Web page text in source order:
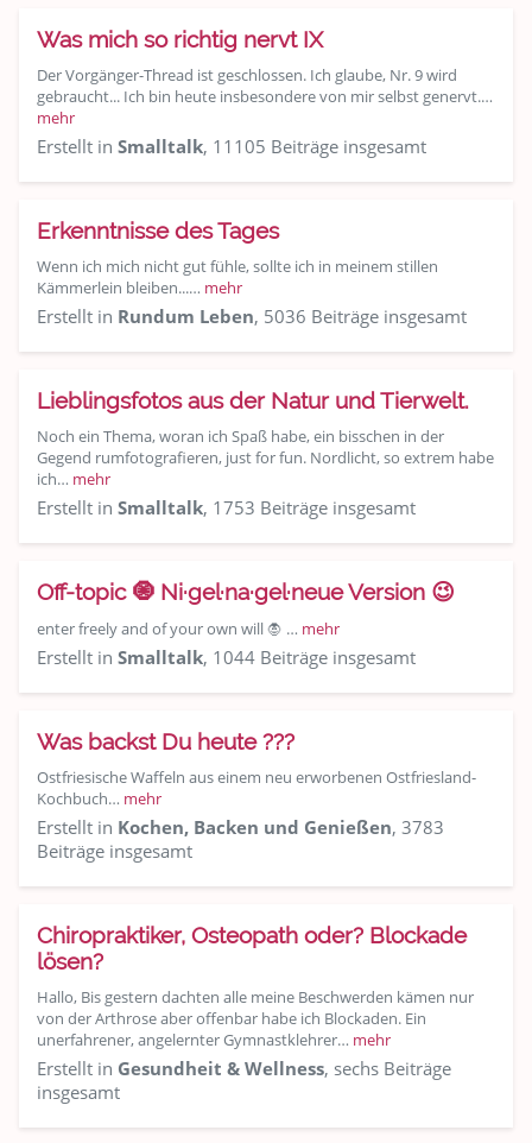
Was mich so richtig nervt IX
Der Vorgänger-Thread ist geschlossen. Ich glaube, Nr. 9 wird
gebraucht... Ich bin heute insbesondere von mir selbst genervt.…
mehr
Erstellt in Smalltalk, 11105 Beiträge insgesamt
Erkenntnisse des Tages
Wenn ich mich nicht gut fühle, sollte ich in meinem stillen
Kämmerlein bleiben...… mehr
Erstellt in Rundum Leben, 5036 Beiträge insgesamt
Lieblingsfotos aus der Natur und Tierwelt.
Noch ein Thema, woran ich Spaß habe, ein bisschen in der
Gegend rumfotografieren, just for fun. Nordlicht, so extrem habe
ich… mehr
Erstellt in Smalltalk, 1753 Beiträge insgesamt
Off-topic 🧿 Ni·gel·na·gel·neue Version 😉
enter freely and of your own will 🧛 … mehr
Erstellt in Smalltalk, 1044 Beiträge insgesamt
Was backst Du heute ???
Ostfriesische Waffeln aus einem neu erworbenen Ostfriesland-
Kochbuch… mehr
Erstellt in Kochen, Backen und Genießen, 3783
Beiträge insgesamt
Chiropraktiker, Osteopath oder? Blockade
lösen?
Hallo, Bis gestern dachten alle meine Beschwerden kämen nur
von der Arthrose aber offenbar habe ich Blockaden. Ein
unerfahrener, angelernter Gymnastklehrer… mehr
Erstellt in Gesundheit & Wellness, sechs Beiträge
insgesamt